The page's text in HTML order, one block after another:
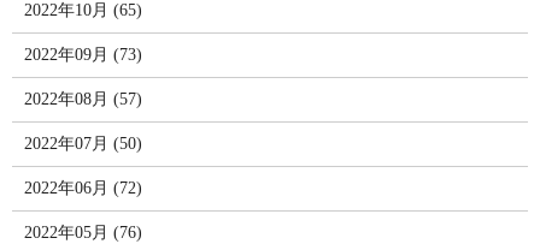
2022年10月 (65)
2022年09月 (73)
2022年08月 (57)
2022年07月 (50)
2022年06月 (72)
2022年05月 (76)